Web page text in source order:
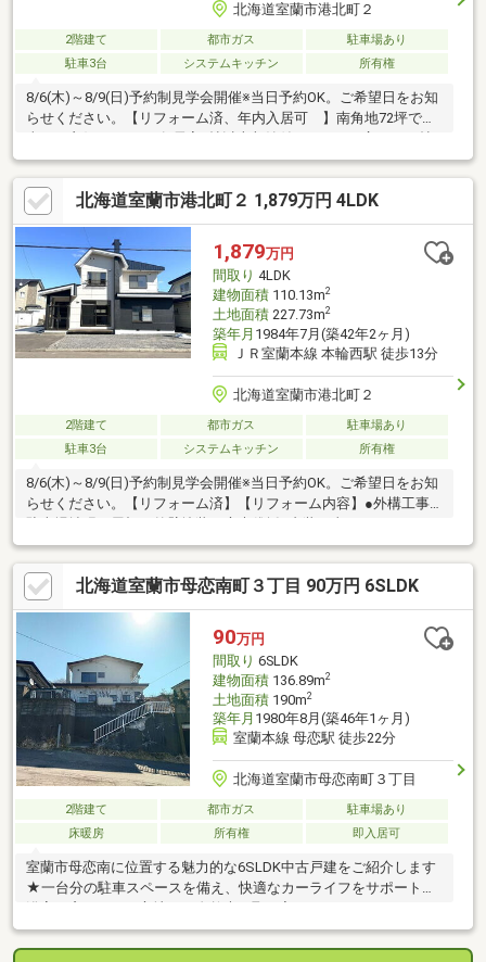
北海道室蘭市港北町２
2階建て 都市ガス
駐車場あり
駐車3台
システムキッチン 所有権
8/6(木)～8/9(日)予約制見学会開催※当日予約OK。ご希望日をお知
らせください。【リフォーム済、年内入居可 】南角地72坪で日
です。【主なリフォーム内容】外壁、屋根塗装、玄関タイル張
替、玄関収納取付、クロス貼替、水回り交換、建具交換、駐車場
拡張【周辺環境施設】ホームストア港北店様迄約80ｍ徒歩約1分
セブンイレブン室蘭本輪西店様迄約300ｍ徒歩約4分いくた内科ク
リニック様迄400ｍ徒歩約5分蘭北小学校迄約850ｍ徒歩約11分港
北中学校迄約1400ｍ徒歩約18分室蘭港北郵便局迄約23
北海道室蘭市港北町２ 1,879万円 4LDK
1,879万円
間取り 4LDK
建物面積110.13m2
土地面積227.73m2
築年月 1984年7月(築42年2ヶ月)
ＪＲ室蘭本線 本輪西駅 徒歩13分
北海道室蘭市港北町２
2階建て 都市ガス
駐車場あり
駐車3台
システムキッチン 所有権
8/6(木)～8/9(日)予約制見学会開催※当日予約OK。ご希望日をお知
らせください。【リフォーム済】【リフォーム内容】●外構工事
駐車場拡張、屋根・外壁塗装、庭木伐採●内装工事システムキッ
チン交換、ユニットバス交換、温水洗浄便座トイレ交換、洗面化
粧台交換、玄関扉交換、フローリング上張り、クロス張替え、畳
表替え、クッションフロア張替え、建具交換、クローゼット交
換、シューズボックス交換、給湯器交換、インターホン設置、火
災警報器設置、照明LED交換、漏電点検、設備点検、雨漏り点
検、漏水点検等【おすすめポイント】・雨漏り、構造上主要な部
分の欠陥や・腐食、給排水管の故障や
北海道室蘭市母恋南町３丁目 90万円 6SLDK
90万円
間取り 6SLDK
建物面積136.89m2
土地面積190m2
築年月 1980年8月(築46年1ヶ月)
室蘭本線 母恋駅 徒歩22分
北海道室蘭市母恋南町３丁目
2階建て 都市ガス
駐車場あり
床暖房
所有権 即入居可
室蘭市母恋南に位置する魅力的な6SLDK中古戸建をご紹介します
★一台分の駐車スペースを備え、快適なカーライフをサポート★
が楽しめます★